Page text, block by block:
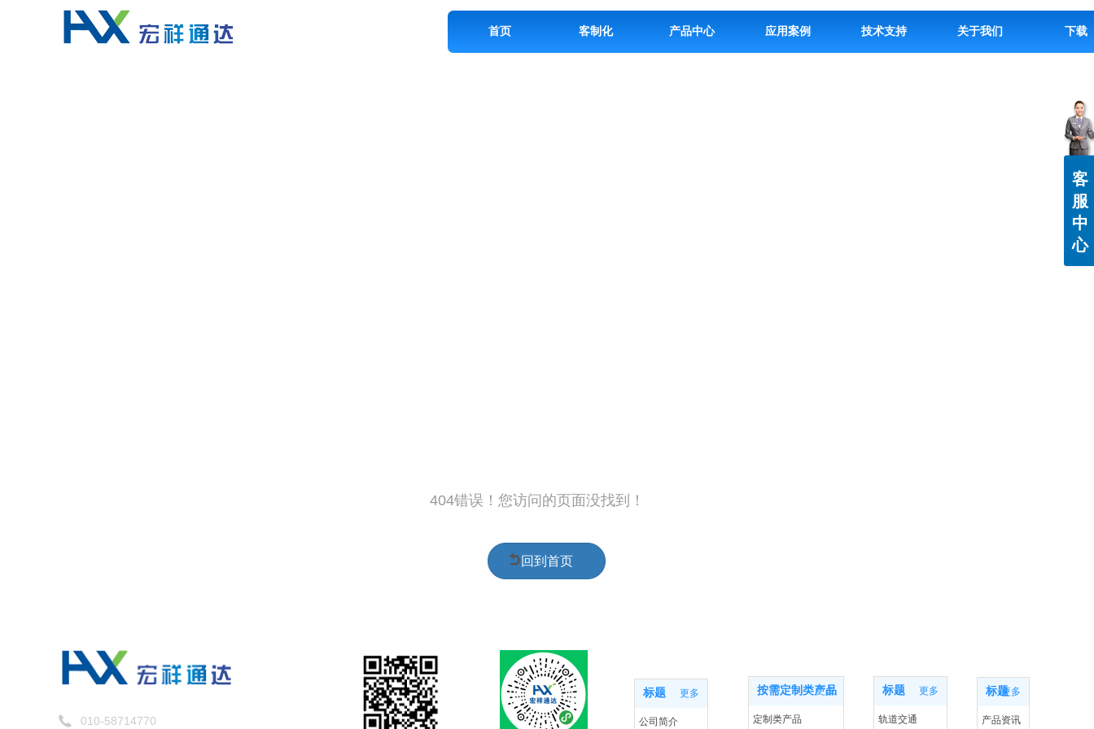
首页 客制化 产品中心 应用案例 技术支持 关于我们 下载
404错误！您访问的页面没找到！
回到首页
标题 更多
公司简介
标题更多
产品资讯
按需定制类产品
更多
定制类产品
标题 更多
轨道交通
010-58714770
客
服
中
心